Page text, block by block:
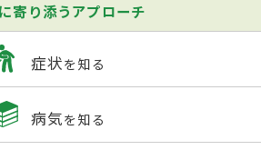
寄り添うアプローチ
症状を知る
病気を知る